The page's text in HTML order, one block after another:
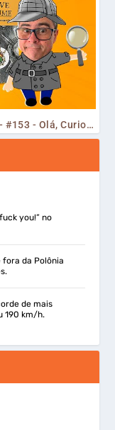
MEMÓRIAS DA COLEÇÃO VAGA-LUME - #153 - Olá, Curiosos! 2023
you!” no
fora da Polônia
de mais
190 km/h.